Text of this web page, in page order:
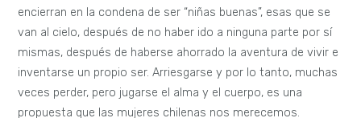
encierran en la condena de ser “niñas buenas”, esas que se
van al cielo, después de no haber ido a ninguna parte por sí
mismas, después de haberse ahorrado la aventura de vivir e
inventarse un propio ser. Arriesgarse y por lo tanto, muchas
veces perder, pero jugarse el alma y el cuerpo, es una
propuesta que las mujeres chilenas nos merecemos.